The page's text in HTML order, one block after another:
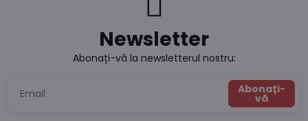
Newsletter
Abonați-vă la newsletterul nostru:
Abonați-
vă